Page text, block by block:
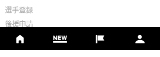
選手登録​
​後援申請
​イベント依頼
プライバシーポリシー